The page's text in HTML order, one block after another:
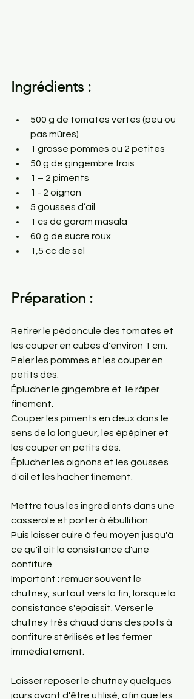
Ingrédients :
500 g de tomates vertes (peu ou
pas mûres)
1 grosse pommes ou 2 petites
50 g de gingembre frais
1 – 2 piments
1 - 2 oignon
5 gousses d’ail
1 cs de garam masala
60 g de sucre roux
1,5 cc de sel
Préparation :
Retirer le pédoncule des tomates et
les couper en cubes d'environ 1 cm.
Peler les pommes et les couper en
petits dés.
Éplucher le gingembre et  le râper
finement.
Couper les piments en deux dans le
sens de la longueur, les épépiner et
les couper en petits dés.
Éplucher les oignons et les gousses
d'ail et les hacher finement.
Mettre tous les ingrédients dans une
casserole et porter à ébullition.
Puis laisser cuire à feu moyen jusqu'à
ce qu'il ait la consistance d'une
confiture.
Important : remuer souvent le
chutney, surtout vers la fin, lorsque la
consistance s'épaissit. Verser le
chutney très chaud dans des pots à
confiture stérilisés et les fermer
immédiatement.
Laisser reposer le chutney quelques
jours avant d'être utilisé, afin que les